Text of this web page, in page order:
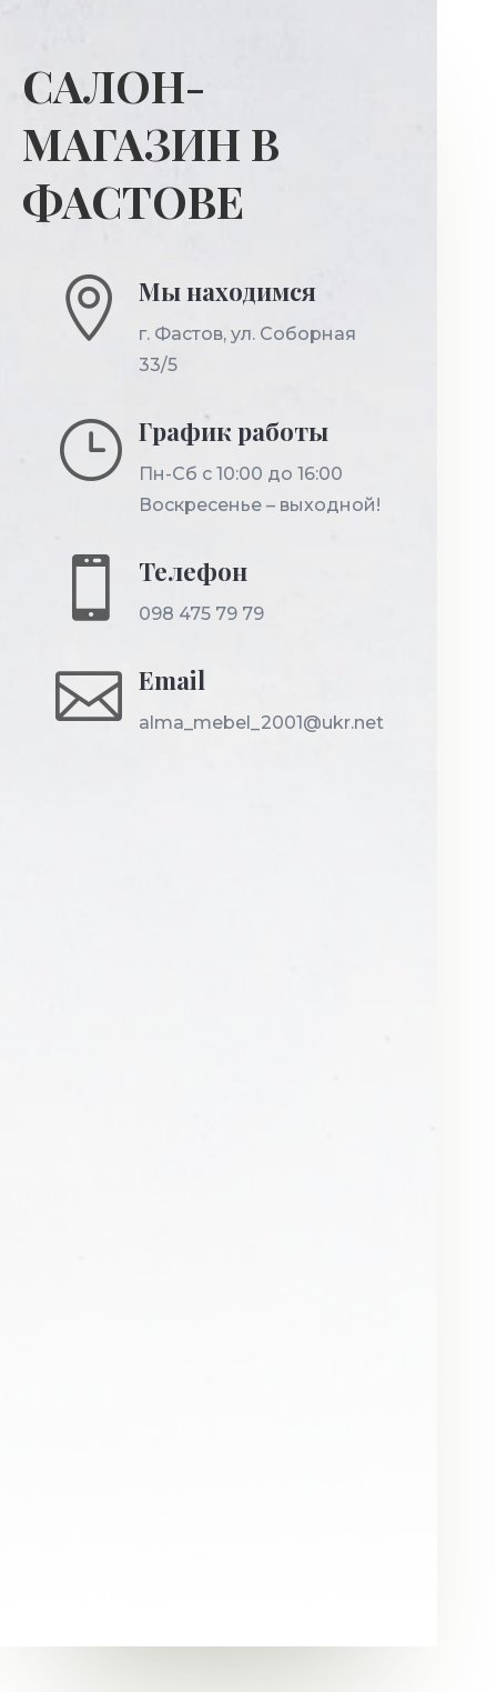
САЛОН-
МАГАЗИН В
ФАСТОВЕ
 Мы находимся
г. Фастов, ул. Соборная
33/5
} График работы
Пн-Cб с 10:00 до 16:00
Воскресенье – выходной!
 Телефон
098 475 79 79
 Email
alma_mebel_2001@ukr.net